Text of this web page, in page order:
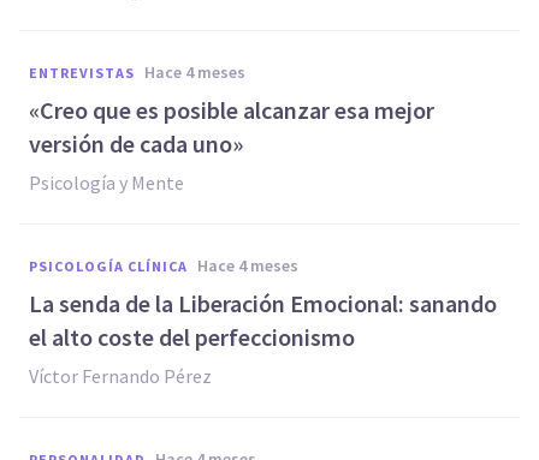
ENTREVISTAS hace 4 meses
«Creo que es posible alcanzar esa mejor
versión de cada uno»
Psicología y Mente
PSICOLOGÍA CLÍNICA hace 4 meses
La senda de la Liberación Emocional: sanando
el alto coste del perfeccionismo
Víctor Fernando Pérez